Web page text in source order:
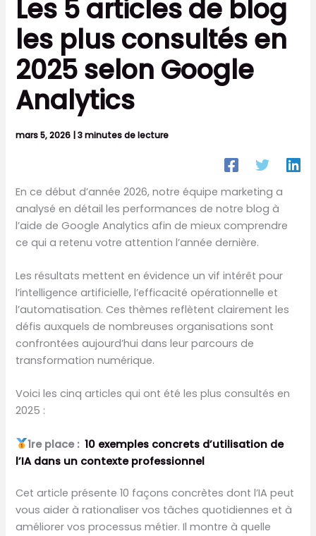
Les 5 articles de blog
les plus consultés en
2025 selon Google
Analytics
mars 5, 2026 |3 minutes de lecture
En ce début d’année 2026, notre équipe marketing a
analysé en détail les performances de notre blog à
l’aide de Google Analytics afin de mieux comprendre
ce qui a retenu votre attention l’année dernière.
Les résultats mettent en évidence un vif intérêt pour
l’intelligence artificielle, l’efficacité opérationnelle et
l’automatisation. Ces thèmes reflètent clairement les
défis auxquels de nombreuses organisations sont
confrontées aujourd’hui dans leur parcours de
transformation numérique.
Voici les cinq articles qui ont été les plus consultés en
2025 :
1re place :10 exemples concrets d’utilisation de
l’IA dans un contexte professionnel
Cet article présente 10 façons concrètes dont l’IA peut
vous aider à rationaliser vos tâches quotidiennes et à
améliorer vos processus métier. Il montre à quelle